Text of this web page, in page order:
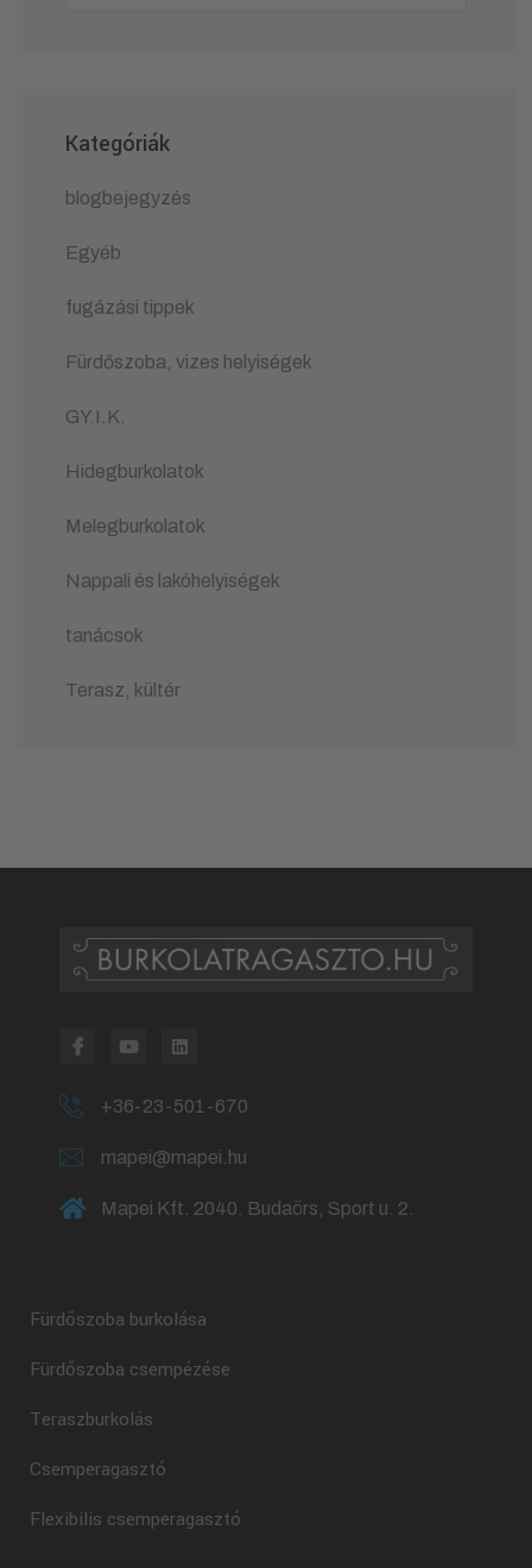
Kategóriák
blogbejegyzés
Egyéb
fugázási tippek
Fürdőszoba, vizes helyiségek
GY.I.K.
Hidegburkolatok
Melegburkolatok
Nappali és lakóhelyiségek
tanácsok
Terasz, kültér
+36-23-501-670
mapei@mapei.hu
Mapei Kft. 2040. Budaörs, Sport u. 2.
Fürdőszoba burkolása
Fürdőszoba csempézése
Teraszburkolás
Csemperagasztó
Flexibilis csemperagasztó